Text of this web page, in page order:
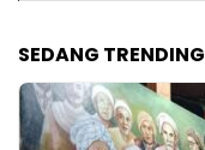
SEDANG TRENDING